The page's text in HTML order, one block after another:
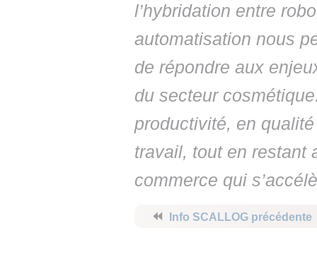
l’hybridation entre
automatisation nous
de répondre aux
du secteur
productivité, en
travail, tout en restant
commerce qui
⏪ Info SCALLOG précédente